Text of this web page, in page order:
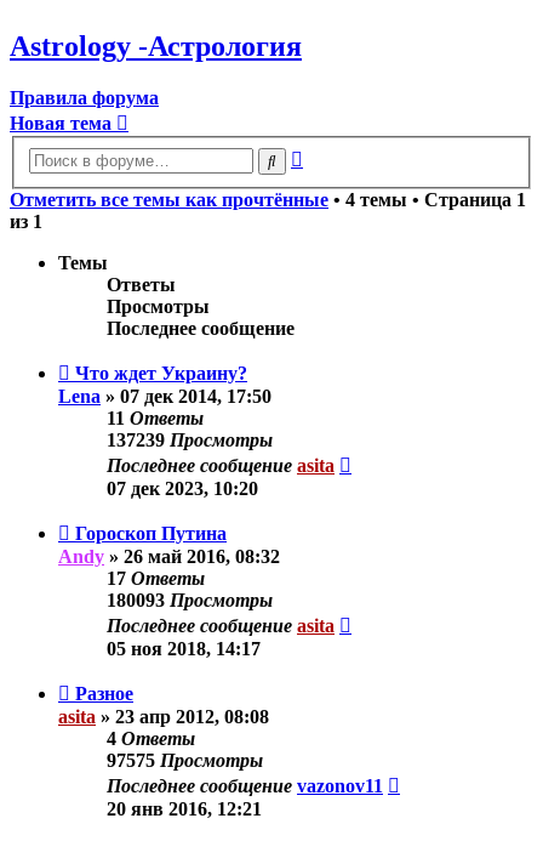
Astrology -Астрология
Правила форума
Новая тема
Поиск
Отметить все темы как прочтённые • 4 темы • Страница 1
из 1
Темы
Ответы
Просмотры
Последнее сообщение
Что ждет Украину?
Lena » 07 дек 2014, 17:50
11 Ответы
137239 Просмотры
Последнее сообщение asita
07 дек 2023, 10:20
Гороскоп Путина
Andy » 26 май 2016, 08:32
17 Ответы
180093 Просмотры
Последнее сообщение asita
05 ноя 2018, 14:17
Разное
asita » 23 апр 2012, 08:08
4 Ответы
97575 Просмотры
Последнее сообщение vazonov11
20 янв 2016, 12:21